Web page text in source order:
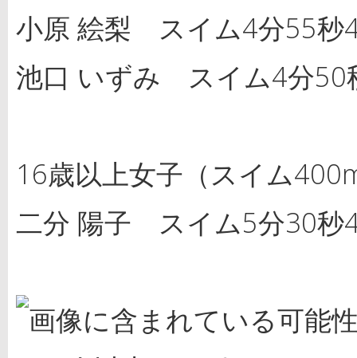
小原 絵梨 スイム4分55
池口 いずみ スイム4分
16歳以上女子（スイム
二分 陽子 スイム5分30